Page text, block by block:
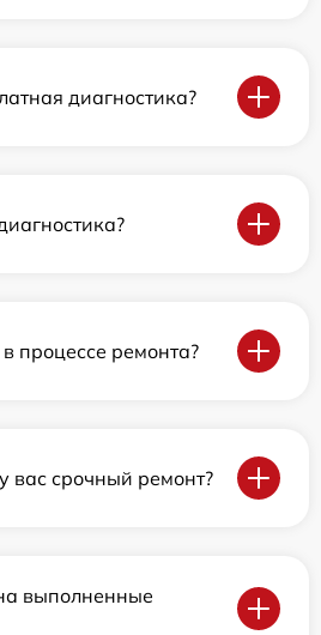
диагностика?
процессе ремонта?
вас срочный ремонт?
выполненные